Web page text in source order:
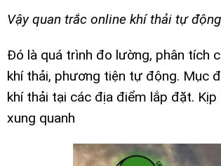
Vậy quan trắc online khí thải tự
Đó là quá trình đo lường, phân tích
khí thải, phương tiện tự động. Mục
khí thải tại các địa điểm lắp đặt.
xung quanh